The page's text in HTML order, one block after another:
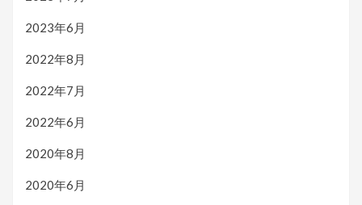
2023年6月
2022年8月
2022年7月
2022年6月
2020年8月
2020年6月